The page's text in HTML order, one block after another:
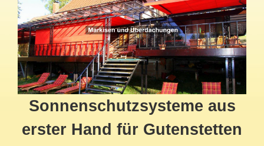
Sonnenschutzsysteme aus
erster Hand für Gutenstetten